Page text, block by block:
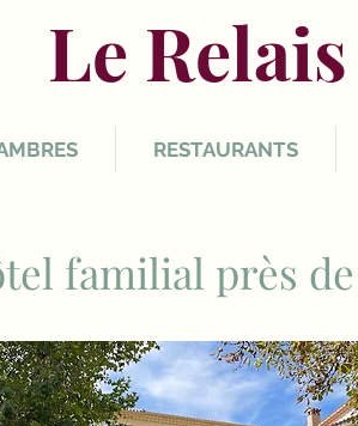
Le
RESTAURANTS
familial près